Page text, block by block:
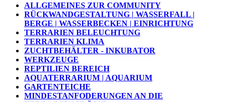
ALLGEMEINES ZUR COMMUNITY
RÜCKWANDGESTALTUNG | WASSERFALL |
BERGE | WASSERBECKEN | EINRICHTUNG
TERRARIEN BELEUCHTUNG
TERRARIEN KLIMA
ZUCHTBEHÄLTER - INKUBATOR
WERKZEUGE
REPTILIEN BEREICH
AQUATERRARIUM | AQUARIUM
GARTENTEICHE
MINDESTANFODERUNGEN AN DIE